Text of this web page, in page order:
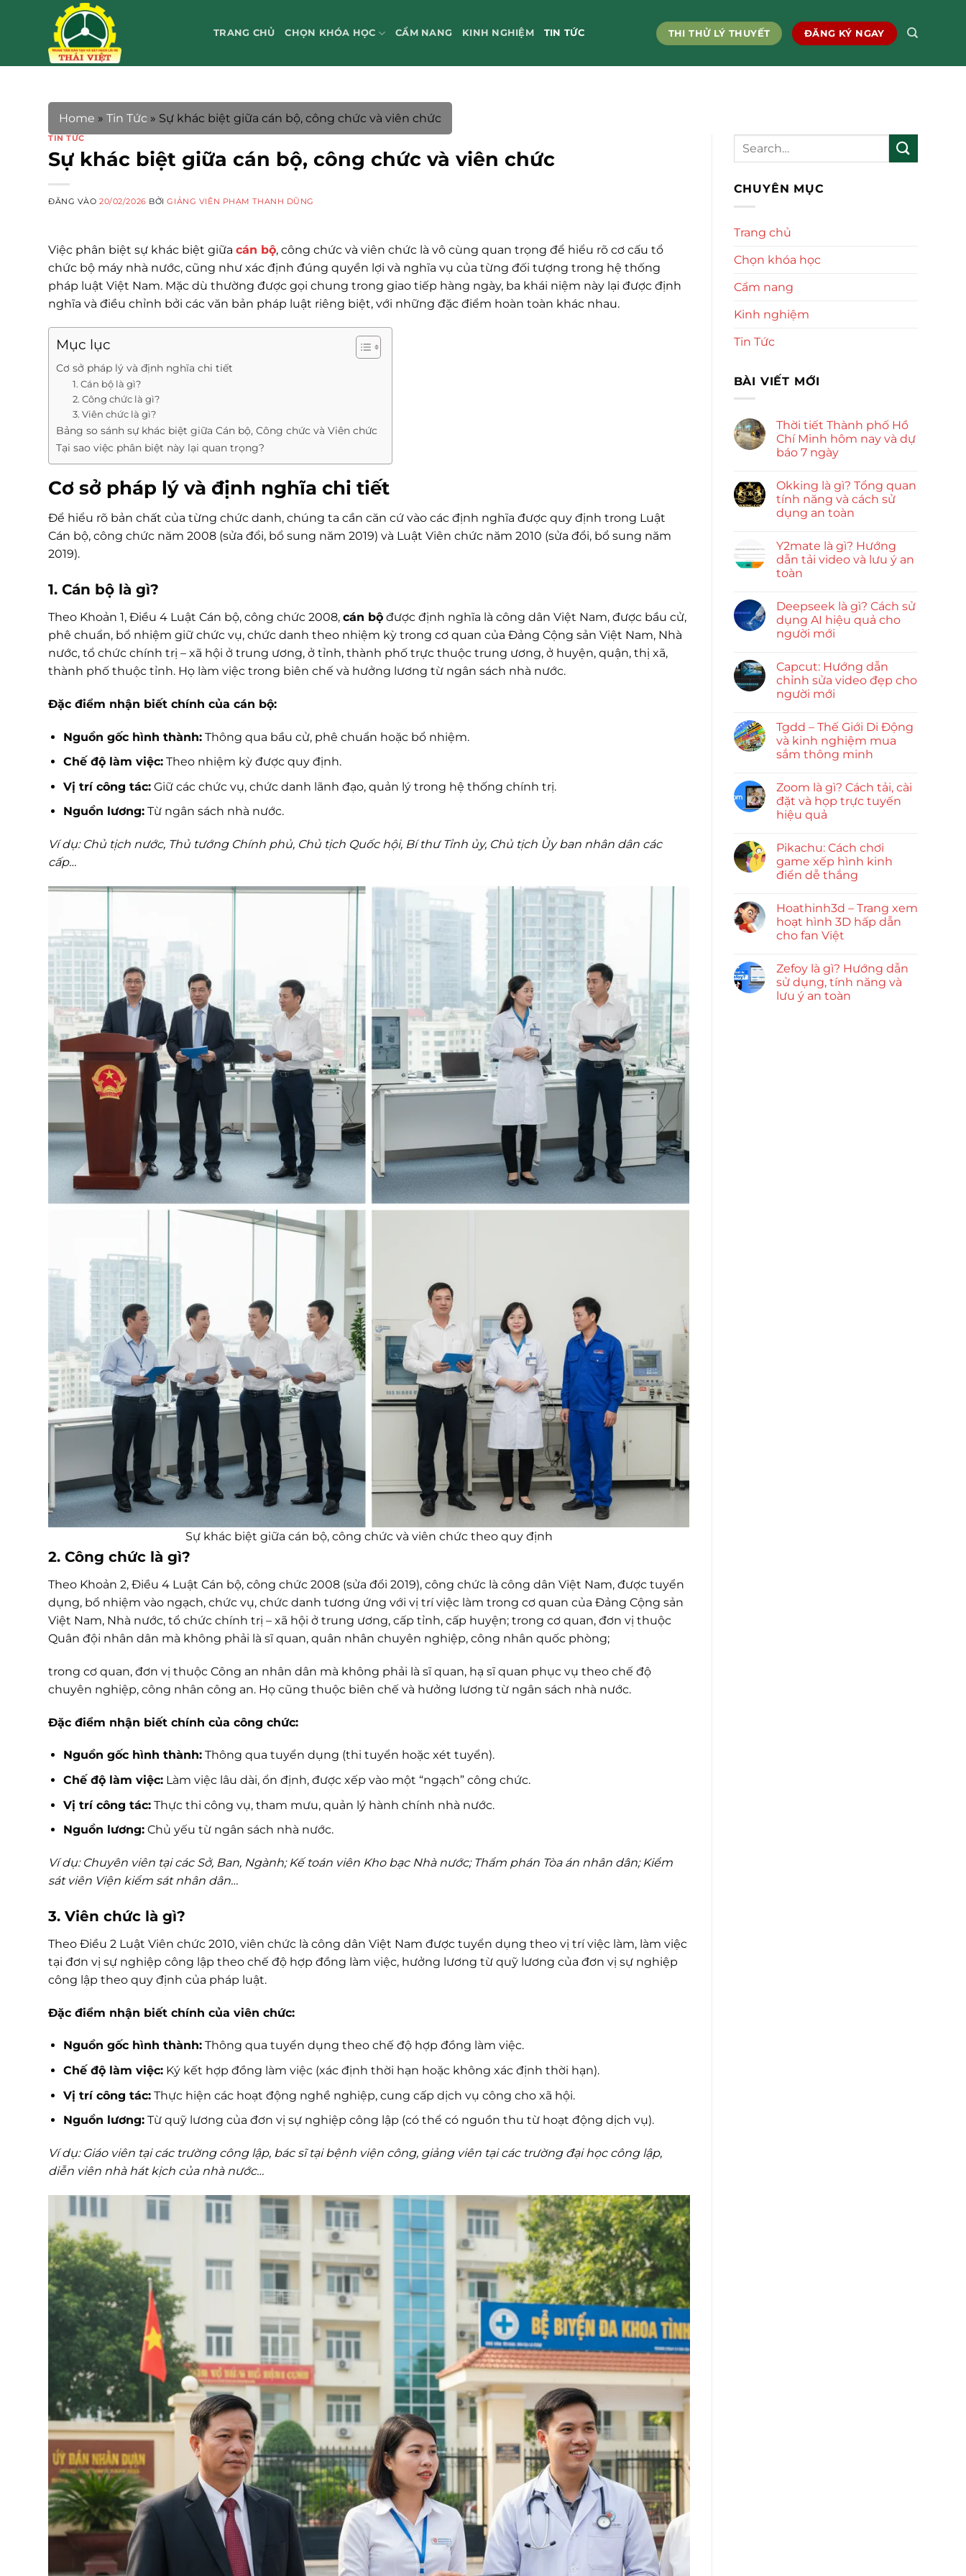
TRANG CHỦ CHỌN KHÓA HỌC CẨM NANG KINH NGHIỆM TIN TỨC THI THỬ LÝ THUYẾT ĐĂNG KÝ NGAY
Home » Tin Tức » Sự khác biệt giữa cán bộ, công chức và viên chức
TIN TỨC
Sự khác biệt giữa cán bộ, công chức và viên chức
ĐĂNG VÀO20/02/2026 BỞIGIẢNG VIÊN PHẠM THANH DŨNG
Việc phân biệt sự khác biệt giữa cán bộ, công chức và viên chức là vô cùng quan trọng để hiểu rõ cơ cấu tổ
chức bộ máy nhà nước, cũng như xác định đúng quyền lợi và nghĩa vụ của từng đối tượng trong hệ thống
pháp luật Việt Nam. Mặc dù thường được gọi chung trong giao tiếp hàng ngày, ba khái niệm này lại được định
nghĩa và điều chỉnh bởi các văn bản pháp luật riêng biệt, với những đặc điểm hoàn toàn khác nhau.
Mục lục
Cơ sở pháp lý và định nghĩa chi tiết
1. Cán bộ là gì?
2. Công chức là gì?
3. Viên chức là gì?
Bảng so sánh sự khác biệt giữa Cán bộ, Công chức và Viên chức
Tại sao việc phân biệt này lại quan trọng?
Cơ sở pháp lý và định nghĩa chi tiết
Để hiểu rõ bản chất của từng chức danh, chúng ta cần căn cứ vào các định nghĩa được quy định trong Luật
Cán bộ, công chức năm 2008 (sửa đổi, bổ sung năm 2019) và Luật Viên chức năm 2010 (sửa đổi, bổ sung năm
2019).
1. Cán bộ là gì?
Theo Khoản 1, Điều 4 Luật Cán bộ, công chức 2008, cán bộ được định nghĩa là công dân Việt Nam, được bầu cử,
phê chuẩn, bổ nhiệm giữ chức vụ, chức danh theo nhiệm kỳ trong cơ quan của Đảng Cộng sản Việt Nam, Nhà
nước, tổ chức chính trị – xã hội ở trung ương, ở tỉnh, thành phố trực thuộc trung ương, ở huyện, quận, thị xã,
thành phố thuộc tỉnh. Họ làm việc trong biên chế và hưởng lương từ ngân sách nhà nước.
Đặc điểm nhận biết chính của cán bộ:
Nguồn gốc hình thành:Thông qua bầu cử, phê chuẩn hoặc bổ nhiệm.
Chế độ làm việc:Theo nhiệm kỳ được quy định.
Vị trí công tác:Giữ các chức vụ, chức danh lãnh đạo, quản lý trong hệ thống chính trị.
Nguồn lương:Từ ngân sách nhà nước.
Ví dụ: Chủ tịch nước, Thủ tướng Chính phủ, Chủ tịch Quốc hội, Bí thư Tỉnh ủy, Chủ tịch Ủy ban nhân dân các
cấp…
Sự khác biệt giữa cán bộ, công chức và viên chức theo quy định
2. Công chức là gì?
Theo Khoản 2, Điều 4 Luật Cán bộ, công chức 2008 (sửa đổi 2019), công chức là công dân Việt Nam, được tuyển
dụng, bổ nhiệm vào ngạch, chức vụ, chức danh tương ứng với vị trí việc làm trong cơ quan của Đảng Cộng sản
Việt Nam, Nhà nước, tổ chức chính trị – xã hội ở trung ương, cấp tỉnh, cấp huyện; trong cơ quan, đơn vị thuộc
Quân đội nhân dân mà không phải là sĩ quan, quân nhân chuyên nghiệp, công nhân quốc phòng;
trong cơ quan, đơn vị thuộc Công an nhân dân mà không phải là sĩ quan, hạ sĩ quan phục vụ theo chế độ
chuyên nghiệp, công nhân công an. Họ cũng thuộc biên chế và hưởng lương từ ngân sách nhà nước.
Đặc điểm nhận biết chính của công chức:
Nguồn gốc hình thành:Thông qua tuyển dụng (thi tuyển hoặc xét tuyển).
Chế độ làm việc:Làm việc lâu dài, ổn định, được xếp vào một “ngạch” công chức.
Vị trí công tác:Thực thi công vụ, tham mưu, quản lý hành chính nhà nước.
Nguồn lương:Chủ yếu từ ngân sách nhà nước.
Ví dụ: Chuyên viên tại các Sở, Ban, Ngành; Kế toán viên Kho bạc Nhà nước; Thẩm phán Tòa án nhân dân; Kiểm
sát viên Viện kiểm sát nhân dân…
3. Viên chức là gì?
Theo Điều 2 Luật Viên chức 2010, viên chức là công dân Việt Nam được tuyển dụng theo vị trí việc làm, làm việc
tại đơn vị sự nghiệp công lập theo chế độ hợp đồng làm việc, hưởng lương từ quỹ lương của đơn vị sự nghiệp
công lập theo quy định của pháp luật.
Đặc điểm nhận biết chính của viên chức:
Nguồn gốc hình thành:Thông qua tuyển dụng theo chế độ hợp đồng làm việc.
Chế độ làm việc:Ký kết hợp đồng làm việc (xác định thời hạn hoặc không xác định thời hạn).
Vị trí công tác:Thực hiện các hoạt động nghề nghiệp, cung cấp dịch vụ công cho xã hội.
Nguồn lương:Từ quỹ lương của đơn vị sự nghiệp công lập (có thể có nguồn thu từ hoạt động dịch vụ).
Ví dụ: Giáo viên tại các trường công lập, bác sĩ tại bệnh viện công, giảng viên tại các trường đại học công lập,
diễn viên nhà hát kịch của nhà nước…
CHUYÊN MỤC
Trang chủ
Chọn khóa học
Cẩm nang
Kinh nghiệm
Tin Tức
BÀI VIẾT MỚI
Thời tiết Thành phố Hồ
Chí Minh hôm nay và dự
báo 7 ngày
Okking là gì? Tổng quan
tính năng và cách sử
dụng an toàn
Y2mate là gì? Hướng
dẫn tải video và lưu ý an
toàn
Deepseek là gì? Cách sử
dụng AI hiệu quả cho
người mới
Capcut: Hướng dẫn
chỉnh sửa video đẹp cho
người mới
Tgdd – Thế Giới Di Động
và kinh nghiệm mua
sắm thông minh
Zoom là gì? Cách tải, cài
đặt và họp trực tuyến
hiệu quả
Pikachu: Cách chơi
game xếp hình kinh
điển dễ thắng
Hoathinh3d – Trang xem
hoạt hình 3D hấp dẫn
cho fan Việt
Zefoy là gì? Hướng dẫn
sử dụng, tính năng và
lưu ý an toàn